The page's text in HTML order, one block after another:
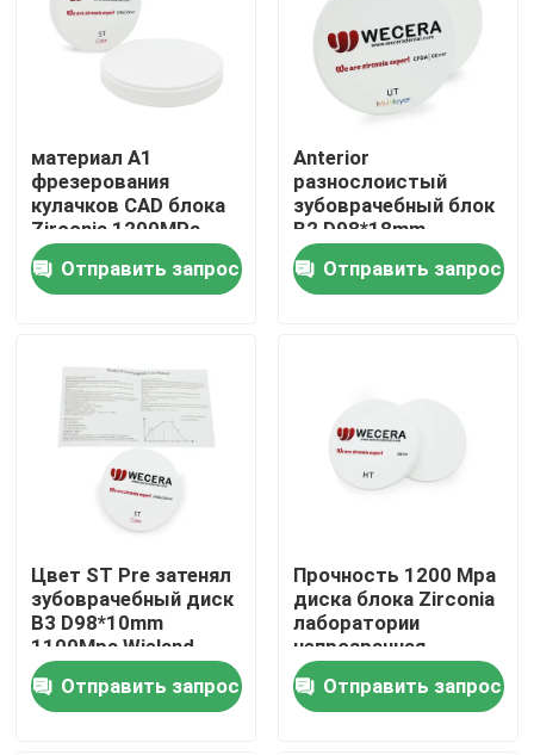
Видеозаписи
VR-шоу
О нас
Экскурсия по заводу
Контроль качества
Свяжитесь с нами
Новости
материал A1
фрезерования
кулачков CAD блока
Zirconia 1200MPa
95mm
зубоврачебный -
цвет D4
Отправить запрос
Anterior
разнослоистый
зубоврачебный блок
B2 D98*18mm
Zirconia для
астетического
восстановления
Отправить запрос
Цвет ST Pre затенял
зубоврачебный диск
B3 D98*10mm
1100Mpa Wieland
блока Zirconia
Отправить запрос
Прочность 1200 Mpa
диска блока Zirconia
лаборатории
непрозрачная
зубоврачебная для
фрезерования
кулачков CAD
Отправить запрос